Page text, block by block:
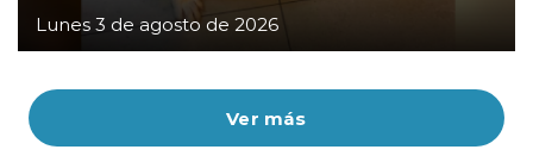
Ver más
Lunes 3 de agosto de 2026